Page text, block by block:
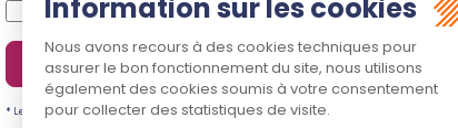
J'accepte que les informations saisies soient traitées
Envoyer
* Les champs suivis d'un astérisque sont obligatoires.